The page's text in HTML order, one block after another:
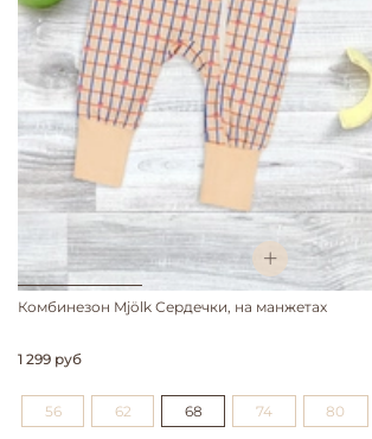
Комбинезон Mjölk Сердечки, на манжетах
1 299 руб
56 62 68 74 80